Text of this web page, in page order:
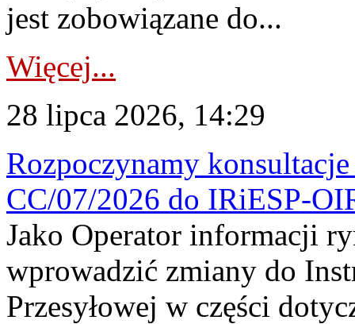
jest zobowiązane do...
Więcej...
28 lipca 2026, 14:29
Rozpoczynamy
CC/07/2026 do IRiESP-
Jako Operator informacji
wprowadzić zmiany do
Przesyłowej w części